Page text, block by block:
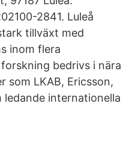
2841. Luleå
tillväxt med
inom flera
bedrivs i nära
som LKAB, Ericsson,
ledande internationella